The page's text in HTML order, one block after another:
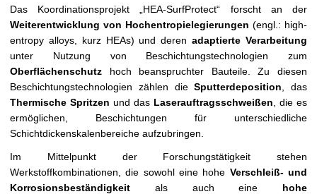
f
r
u
f
e
n
Das Koordinationsprojekt „HEA-SurfProtect“ forscht an der
Weiterentwicklung von Hochentropielegierungen (engl.: high-
entropy alloys, kurz HEAs) und derenadaptierte Verarbeitung
unter Nutzung von Beschichtungstechnologien zum
Oberflächenschutz hoch beanspruchter Bauteile. Zu diesen
Beschichtungstechnologien zählen dieSputterdeposition , das
Thermische Spritzen und das Laserauftragsschweißen , die es
ermöglichen, Beschichtungen für unterschiedliche
Schichtdickenskalenbereiche aufzubringen.
Im Mittelpunkt der Forschungstätigkeit stehen
Werkstoffkombinationen, die sowohl eine hohe Verschleiß- und
Korrosionsbeständigkeit als auch eine hohe